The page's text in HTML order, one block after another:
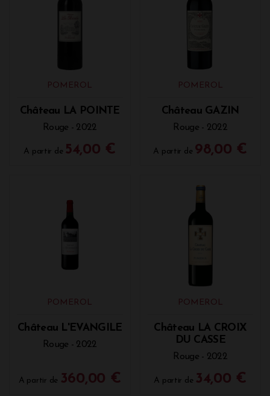
POMEROL
Château LA POINTE
Rouge - 2022
A partir de 54,00 €
POMEROL
Château GAZIN
Rouge - 2022
A partir de 98,00 €
POMEROL
Château L'EVANGILE
Rouge - 2022
A partir de 360,00 €
POMEROL
Château LA CROIX
DU CASSE
Rouge - 2022
A partir de 34,00 €